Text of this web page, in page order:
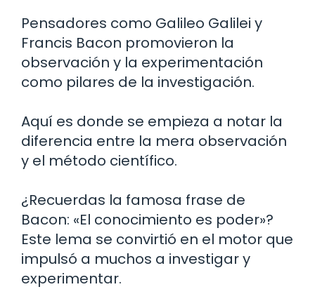
Pensadores como Galileo Galilei y
Francis Bacon promovieron la
observación y la experimentación
como pilares de la investigación.
Aquí es donde se empieza a notar la
diferencia entre la mera observación
y el método científico.
¿Recuerdas la famosa frase de
Bacon: «El conocimiento es poder»?
Este lema se convirtió en el motor que
impulsó a muchos a investigar y
experimentar.